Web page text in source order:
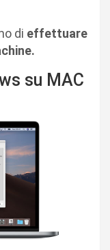
di effettuare
su MAC